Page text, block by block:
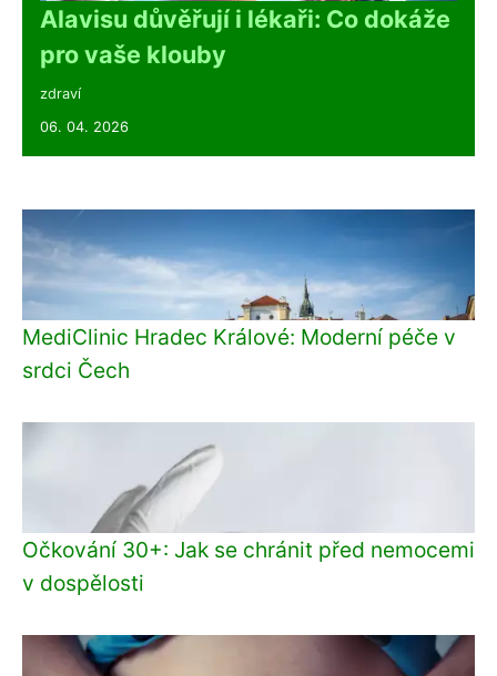
Alavisu důvěřují i lékaři: Co dokáže
pro vaše klouby
zdraví
06. 04. 2026
MediClinic Hradec Králové: Moderní péče v
srdci Čech
Očkování 30+: Jak se chránit před nemocemi
v dospělosti